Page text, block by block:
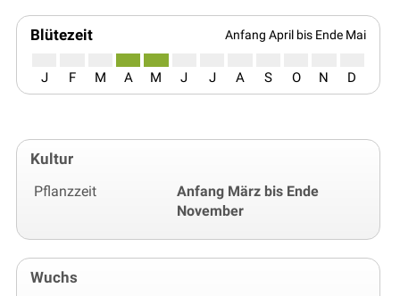
Blütezeit Anfang April bis Ende Mai
J F M A M J J A S O N D
Kultur
Pflanzzeit
Anfang März bis Ende
November
Wuchs